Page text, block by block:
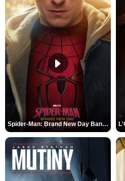
Spider-Man: Brand New Day Bande-annonce VO STFR